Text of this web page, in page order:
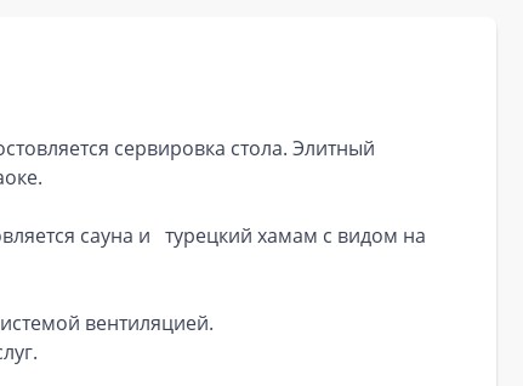
сервировка стола. Элитный
сауна и турецкий хамам с видом на
вентиляцией.